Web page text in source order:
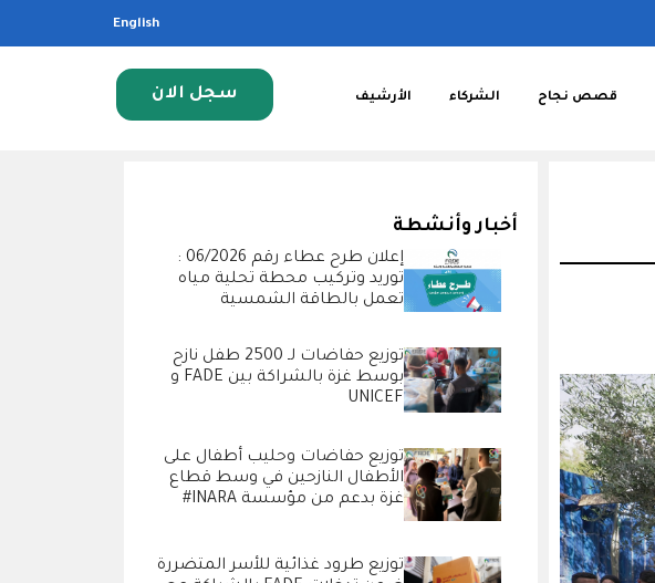
English
قصص نجاح الشركاء الأرشيف سجل الان
أخبار وأنشطة
إعلان طرح عطاء رقم 06/2026 :
توريد وتركيب محطة تحلية مياه
تعمل بالطاقة الشمسية
توزيع حفاضات لـ 2500 طفل نازح
بوسط غزة بالشراكة بين FADE و
UNICEF
توزيع حفاضات وحليب أطفال على
الأطفال النازحين في وسط قطاع
غزة بدعم من مؤسسة INARA#
توزيع طرود غذائية للأسر المتضررة